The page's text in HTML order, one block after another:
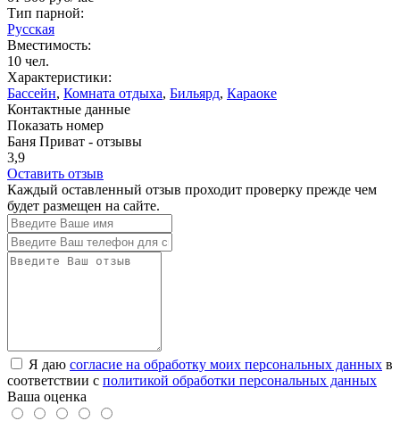
Тип парной:
Русская
Вместимость:
10 чел.
Характеристики:
Бассейн, Комната отдыха, Бильярд, Караоке
Контактные данные
Показать номер
Баня Приват - отзывы
3,9
Оставить отзыв
Каждый оставленный отзыв проходит проверку прежде чем
будет размещен на сайте.
Я даю согласие на обработку моих персональных данных в
соответствии с политикой обработки персональных данных
Ваша оценка